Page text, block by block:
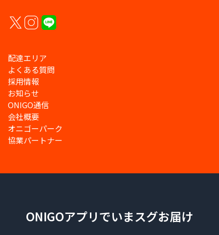
配達エリア
よくある質問
採用情報
お知らせ
ONIGO通信
会社概要
オニゴーパーク
協業パートナー
ONIGOアプリでいまスグお届け